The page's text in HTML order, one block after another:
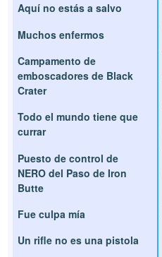
Aquí no estás a salvo
Muchos enfermos
Campamento de
emboscadores de Black
Crater
Todo el mundo tiene que
currar
Puesto de control de
NERO del Paso de Iron
Butte
Fue culpa mía
Un rifle no es una pistola